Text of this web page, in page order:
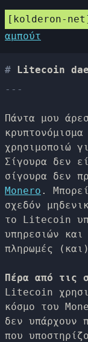
kolderon-net
αμπούτ
Litecoin
Πάντα μου
χρησιμοποιώ
Σίγουρα δεν
σίγουρα δεν
Monero .
σχεδόν
το Litecoin
υπηρεσιών
πληρωμές
Πέρα από τις
Litecoin
κόσμο του
δεν υπάρχουν
που